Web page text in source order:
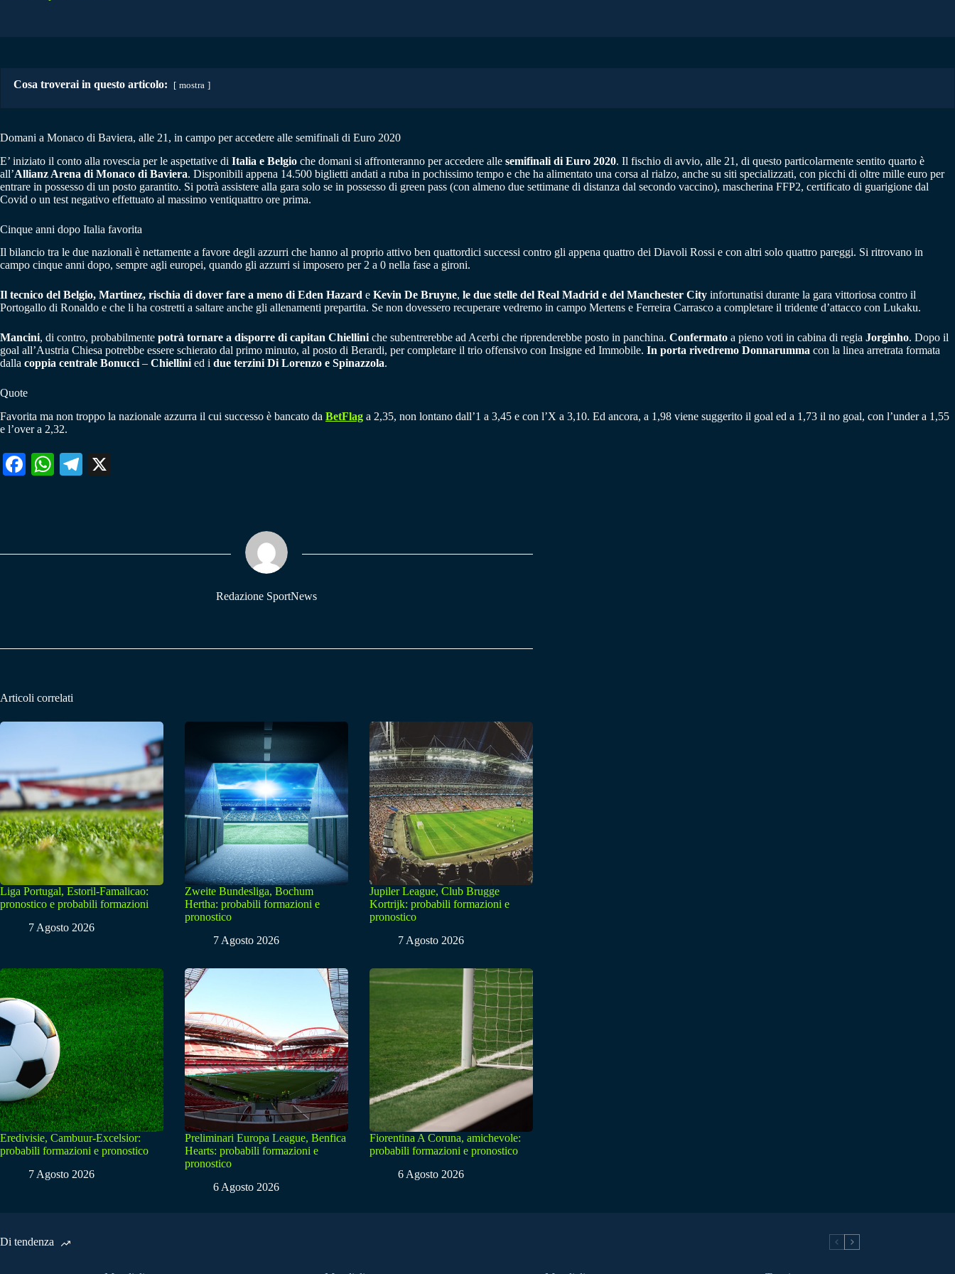
Cosa troverai in questo articolo: mostra
Domani a Monaco di Baviera, alle 21, in campo per accedere alle semifinali di Euro 2020
E’ iniziato il conto alla rovescia per le aspettative di Italia e Belgio che domani si affronteranno per accedere alle semifinali di Euro 2020. Il fischio di avvio, alle 21, di questo particolarmente sentito quarto è
all’Allianz Arena di Monaco di Baviera. Disponibili appena 14.500 biglietti andati a ruba in pochissimo tempo e che ha alimentato una corsa al rialzo, anche su siti specializzati, con picchi di oltre mille euro per
entrare in possesso di un posto garantito. Si potrà assistere alla gara solo se in possesso di green pass (con almeno due settimane di distanza dal secondo vaccino), mascherina FFP2, certificato di guarigione dal
Covid o un test negativo effettuato al massimo ventiquattro ore prima.
Cinque anni dopo Italia favorita
Il bilancio tra le due nazionali è nettamente a favore degli azzurri che hanno al proprio attivo ben quattordici successi contro gli appena quattro dei Diavoli Rossi e con altri solo quattro pareggi. Si ritrovano in
campo cinque anni dopo, sempre agli europei, quando gli azzurri si imposero per 2 a 0 nella fase a gironi.
Il tecnico del Belgio, Martinez, rischia di dover fare a meno di Eden Hazard e Kevin De Bruyne, le due stelle del Real Madrid e del Manchester City infortunatisi durante la gara vittoriosa contro il
Portogallo di Ronaldo e che li ha costretti a saltare anche gli allenamenti prepartita. Se non dovessero recuperare vedremo in campo Mertens e Ferreira Carrasco a completare il tridente d’attacco con Lukaku.
Mancini, di contro, probabilmente potrà tornare a disporre di capitan Chielliniche subentrerebbe ad Acerbi che riprenderebbe posto in panchina. Confermato a pieno voti in cabina di regia Jorginho. Dopo il
goal all’Austria Chiesa potrebbe essere schierato dal primo minuto, al posto di Berardi, per completare il trio offensivo con Insigne ed Immobile. In porta rivedremo Donnarumma con la linea arretrata formata
dalla coppia centrale Bonucci– Chiellinied i due terzini Di Lorenzo e Spinazzola.
Quote
Favorita ma non troppo la nazionale azzurra il cui successo è bancato da BetFlag a 2,35, non lontano dall’1 a 3,45 e con l’X a 3,10. Ed ancora, a 1,98 viene suggerito il goal ed a 1,73 il no goal, con l’under a 1,55
e l’over a 2,32.
Fa W
pp
Te
m
Redazione SportNews
Articoli correlati
Liga Portugal, Estoril-Famalicao:
pronostico e probabili formazioni
7 Agosto 2026
Zweite Bundesliga, Bochum
Hertha: probabili formazioni e
pronostico
7 Agosto 2026
Jupiler League, Club Brugge
Kortrijk: probabili formazioni e
pronostico
7 Agosto 2026
Eredivisie, Cambuur-Excelsior:
probabili formazioni e pronostico
7 Agosto 2026
Preliminari Europa League, Benfica
Hearts: probabili formazioni e
pronostico
6 Agosto 2026
Fiorentina A Coruna, amichevole:
probabili formazioni e pronostico
6 Agosto 2026
Di tendenza